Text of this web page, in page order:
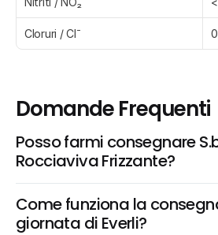
Cloruri / CI⁻
Domande Frequenti
Posso farmi consegnare
Rocciaviva Frizzante?
Come funziona la
giornata di Everli?